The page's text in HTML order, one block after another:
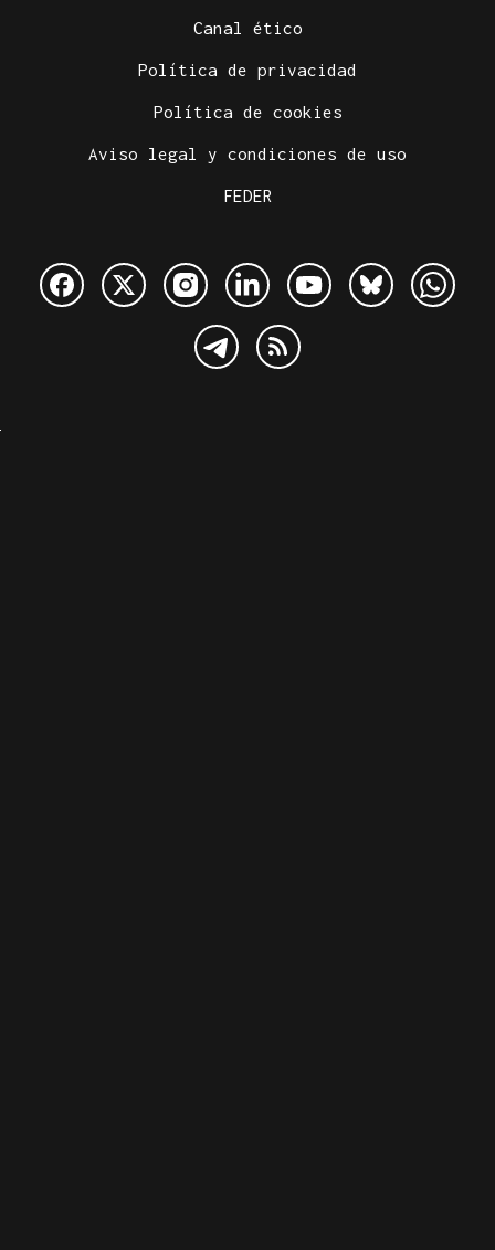
Canal ético
Política de privacidad
Política de cookies
Aviso legal y condiciones de uso
FEDER